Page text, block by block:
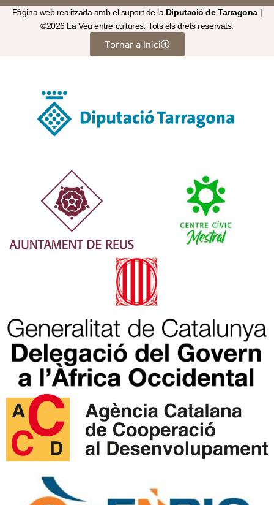
Pàgina web realitzada amb el suport de la Diputació de Tarragona |
©2026 La Veu entre cultures. Tots els drets reservats.
Tornar a Inici